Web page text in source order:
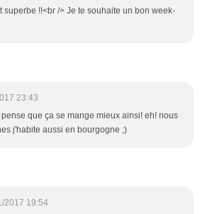
superbe !!<br /> Je te souhaite un bon week-
23:43
que ça se mange mieux ainsi! eh! nous
j'habite aussi en bourgogne ;)
2017 19:54